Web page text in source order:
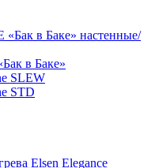
в Баке» настенные/
в Баке»
SLEW
STD
Elsen Elegance